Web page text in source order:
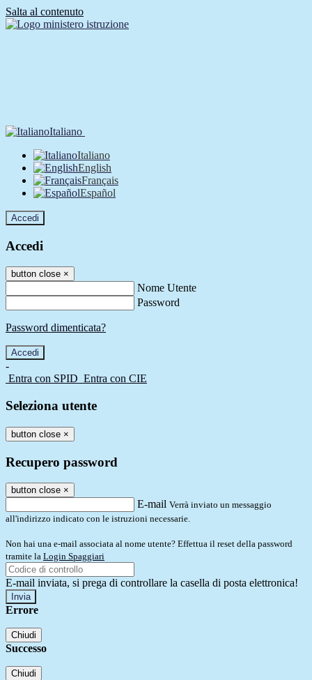
Salta al contenuto
Italiano
Italiano
English
Français
Español
Accedi
Accedi
button close ×
Nome Utente
Password
Password dimenticata?
-
Entra con SPID Entra con CIE
Seleziona utente
button close ×
Recupero password
button close ×
E-mail Verrà inviato un messaggio
all'indirizzo indicato con le istruzioni necessarie.
Non hai una e-mail associata al nome utente? Effettua il reset della password
tramite la Login Spaggiari
E-mail inviata, si prega di controllare la casella di posta elettronica!
Errore
Chiudi
Successo
Chiudi